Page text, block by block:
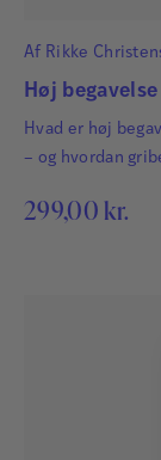
Af Rikke
Høj
Hvad er høj
– og hvordan
299,00 kr.